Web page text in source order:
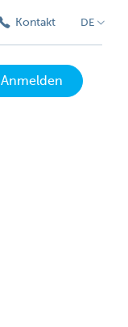
Kontakt DE
Anmelden